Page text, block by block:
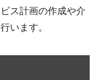
ス計画の作成や介
います。